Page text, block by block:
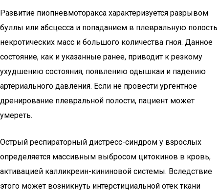
Развитие пиопневмоторакса характеризуется разрывом
буллы или абсцесса и попаданием в плевральную полость
некротических масс и большого количества гноя. Данное
состояние, как и указанные ранее, приводит к резкому
ухудшению состояния, появлению одышкаи и падению
артериального давления. Если не провести ургентное
дренирование плевральной полости, пациент может
умереть.
Острый респираторный дистресс-синдром у взрослых
определяется массивным выбросом цитокинов в кровь,
активацией калликреин-кининовой системы. Вследствие
этого может возникнуть интерстициальной отек ткани